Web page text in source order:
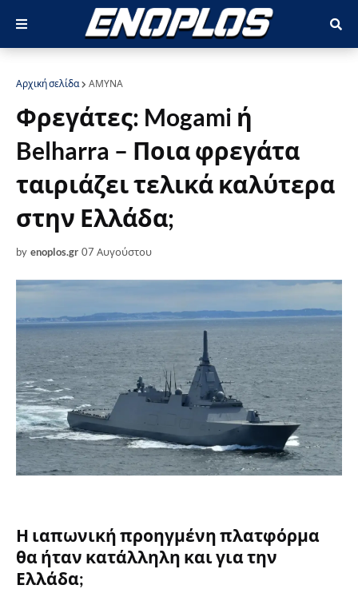
Αρχική σελίδα ΑΜΥΝΑ
Φρεγάτες: Mogami ή
Belharra – Ποια φρεγάτα
ταιριάζει τελικά καλύτερα
στην Ελλάδα;
by enoplos.gr 07 Αυγούστου
Η ιαπωνική προηγμένη πλατφόρμα
θα ήταν κατάλληλη και για την
Ελλάδα;